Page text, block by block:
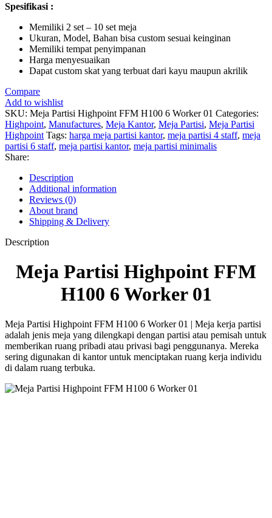
Spesifikasi :
Memiliki 2 set – 10 set meja
Ukuran, Model, Bahan bisa custom sesuai keinginan
Memiliki tempat penyimpanan
Harga menyesuaikan
Dapat custom skat yang terbuat dari kayu maupun akrilik
Compare
Add to wishlist
SKU: Meja Partisi Highpoint FFM H100 6 Worker 01 Categories:
Highpoint, Manufactures, Meja Kantor, Meja Partisi, Meja Partisi
Highpoint Tags: harga meja partisi kantor, meja partisi 4 staff, meja
partisi 6 staff, meja partisi kantor, meja partisi minimalis
Share:
Description
Additional information
Reviews (0)
About brand
Shipping & Delivery
Description
Meja Partisi Highpoint FFM
H100 6 Worker 01
Meja Partisi Highpoint FFM H100 6 Worker 01 | Meja kerja partisi
adalah jenis meja yang dilengkapi dengan partisi atau pemisah untuk
memberikan ruang pribadi atau privasi bagi penggunanya. Mereka
sering digunakan di kantor untuk menciptakan ruang kerja individu
di dalam ruang terbuka.